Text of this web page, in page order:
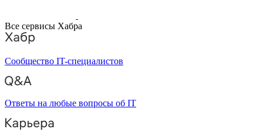
Все сервисы Хабра
Сообщество IT-специалистов
Ответы на любые вопросы об IT